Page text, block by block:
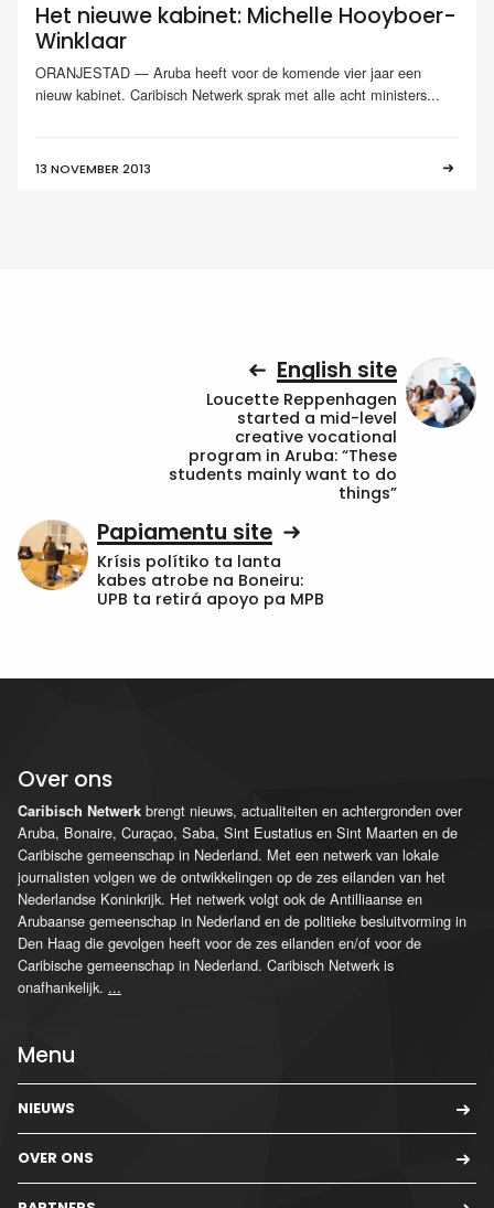
Het nieuwe kabinet: Michelle Hooyboer-
Winklaar
ORANJESTAD — Aruba heeft voor de komende vier jaar een
nieuw kabinet. Caribisch Netwerk sprak met alle acht ministers...
13 NOVEMBER 2013
English site
Loucette Reppenhagen
started a mid-level
creative vocational
program in Aruba: “These
students mainly want to do
things”
Papiamentu site
Krísis polítiko ta lanta
kabes atrobe na Boneiru:
UPB ta retirá apoyo pa MPB
Over ons
Caribisch Netwerk brengt nieuws, actualiteiten en achtergronden over
Aruba, Bonaire, Curaçao, Saba, Sint Eustatius en Sint Maarten en de
Caribische gemeenschap in Nederland. Met een netwerk van lokale
journalisten volgen we de ontwikkelingen op de zes eilanden van het
Nederlandse Koninkrijk. Het netwerk volgt ook de Antilliaanse en
Arubaanse gemeenschap in Nederland en de politieke besluitvorming in
Den Haag die gevolgen heeft voor de zes eilanden en/of voor de
Caribische gemeenschap in Nederland. Caribisch Netwerk is
onafhankelijk. ...
Menu
NIEUWS
OVER ONS